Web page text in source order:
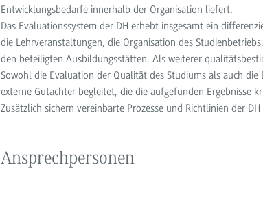
Entwicklungsbedarfe innerhalb der Organisation liefert.
Das Evaluationssystem der DH erhebt insgesamt ein
die Lehrveranstaltungen, die Organisation des
den beteiligten Ausbildungsstätten. Als weiterer
Sowohl die Evaluation der Qualität des Studiums als auch
externe Gutachter begleitet, die die aufgefunden Ergebnisse
Zusätzlich sichern vereinbarte Prozesse und Richtlinien der
Ansprechpersonen